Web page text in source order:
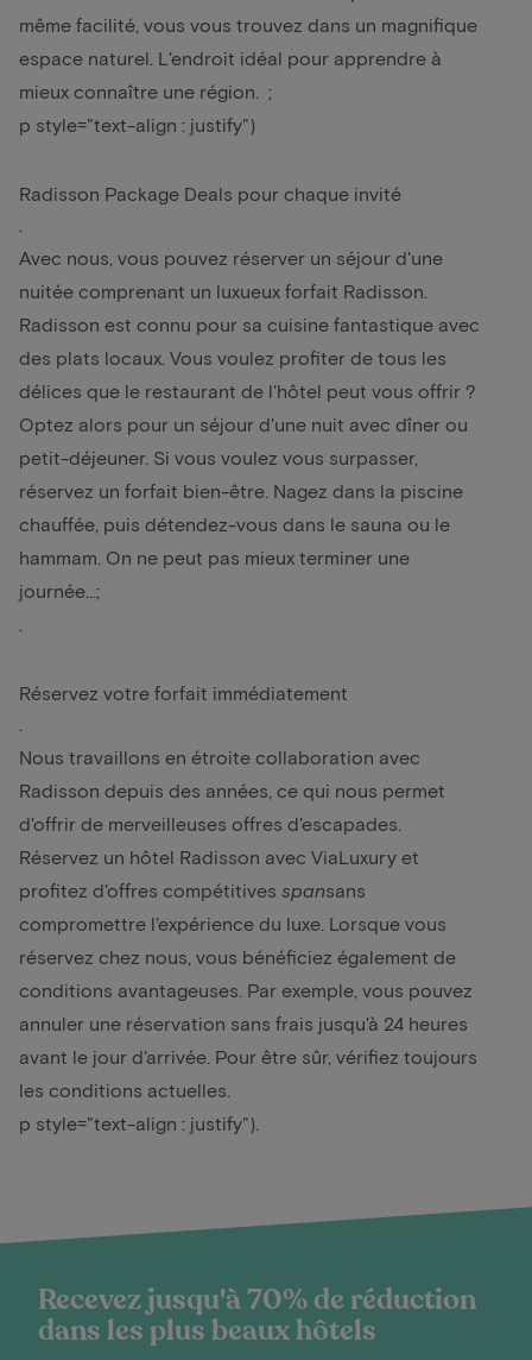
même facilité, vous vous trouvez dans un magnifique
espace naturel. L'endroit idéal pour apprendre à
mieux connaître une région. ;
p style="text-align : justify")
Radisson Package Deals pour chaque invité
Avec nous, vous pouvez réserver un séjour d'une
nuitée comprenant un luxueux forfait Radisson.
Radisson est connu pour sa cuisine fantastique avec
des plats locaux. Vous voulez profiter de tous les
délices que le restaurant de l'hôtel peut vous offrir ?
Optez alors pour un séjour d'une nuit avec dîner ou
petit-déjeuner. Si vous voulez vous surpasser,
réservez un forfait bien-être . Nagez dans la piscine
chauffée, puis détendez-vous dans le sauna ou le
hammam. On ne peut pas mieux terminer une
journée...;
Réservez votre forfait immédiatement
Nous travaillons en étroite collaboration avec
Radisson depuis des années, ce qui nous permet
d'offrir de merveilleuses offres d'escapades.
Réservez un hôtel Radisson avec ViaLuxury et
profitez d'offres compétitives spansans
compromettre l'expérience du luxe. Lorsque vous
réservez chez nous, vous bénéficiez également de
conditions avantageuses. Par exemple, vous pouvez
annuler une réservation sans frais jusqu'à 24 heures
avant le jour d'arrivée. Pour être sûr, vérifiez toujours
les conditions actuelles.
p style="text-align : justify").
Recevez jusqu'à 70% de réduction
dans les plus beaux hôtels